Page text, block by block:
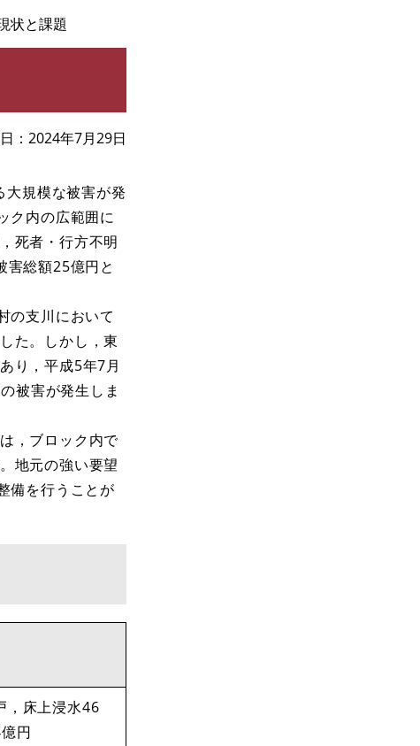
状と課題
2024年7月29日
規模な被害が発
ク内の広範囲に
死者・行方不明
総額25億円と
の支川において
た。しかし，東
り，平成5年7月
被害が発生しま
，ブロック内で
地元の強い要望
備を行うことが
，床上浸水46
円